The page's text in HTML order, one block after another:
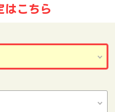
はこちら